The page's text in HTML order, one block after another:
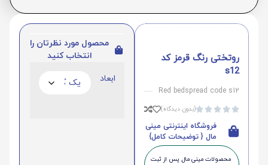
روتختی رنگ قرمز کد
s12
Red bedspread code s12




(بدون دیدگاه)
فروشگاه اینترنتی مینی
مال { توضیحات کامل}
محصولات مینی‌ مال پس از ثبت
محصول مورد نظرتان را
انتخاب کنید
ابعاد